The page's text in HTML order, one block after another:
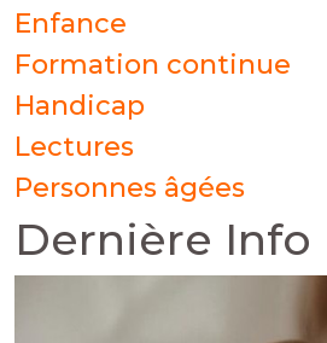
Enfance
Formation continue
Handicap
Lectures
Personnes âgées
Dernière Info